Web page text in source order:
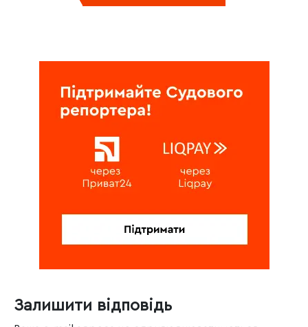
Залишити відповідь